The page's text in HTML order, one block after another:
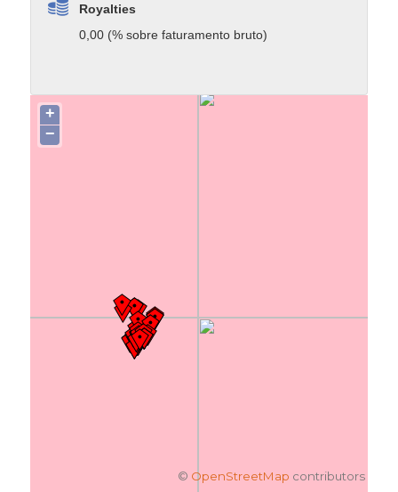
Royalties
0,00 (% sobre faturamento bruto)
+
−
© OpenStreetMap contributors